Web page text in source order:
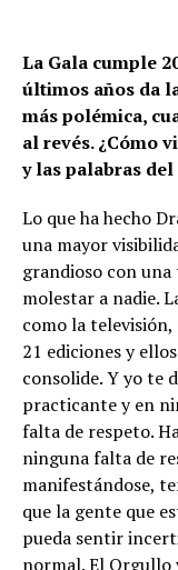
La Gala cumple
últimos años da
más polémica,
al revés. ¿Cómo
y las palabras del
Lo que ha hecho
una mayor
grandioso con
molestar a nadie.
como la televisión,
21 ediciones y
consolide. Y yo te
practicante y en
falta de respeto.
ninguna falta de
manifestándose,
que la gente que
pueda sentir
normal. El Orgullo